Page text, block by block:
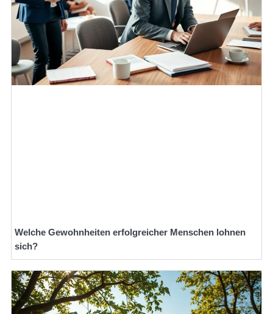
Welche Gewohnheiten erfolgreicher Menschen lohnen
sich?